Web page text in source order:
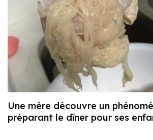
Une mère découvre un
préparant le dîner pour ses